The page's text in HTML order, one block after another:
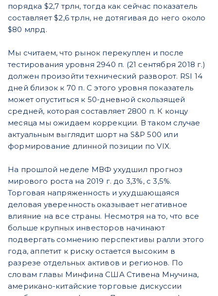
порядка $2,7 трлн, тогда как сейчас показатель
составляет $2,6 трлн, не дотягивая до него около
$80 млрд.
Мы считаем, что рынок перекуплен и после
тестирования уровня 2940 п. (21 сентября 2018 г.)
должен произойти технический разворот. RSI 14
дней близок к 70 п. С этого уровня показатель
может опуститься к 50-дневной скользящей
средней, которая составляет 2800 п. К концу
месяца мы ожидаем коррекции. В таком случае
актуальным выглядит шорт на S&P 500 или
формирование длинной позиции по VIX.
На прошлой неделе МВФ ухудшил прогноз
мирового роста на 2019 г. до 3,3%, с 3,5%.
Торговая напряженность и ухудшающаяся
деловая уверенность оказывает негативное
влияние на все страны. Несмотря на то, что все
больше крупных инвесторов начинают
подвергать сомнению перспективы ралли этого
года, аппетит к риску остается высоким в
разрезе отдельных активов и регионов. По
словам главы Минфина США Стивена Мнучина,
американо-китайские торговые дискуссии